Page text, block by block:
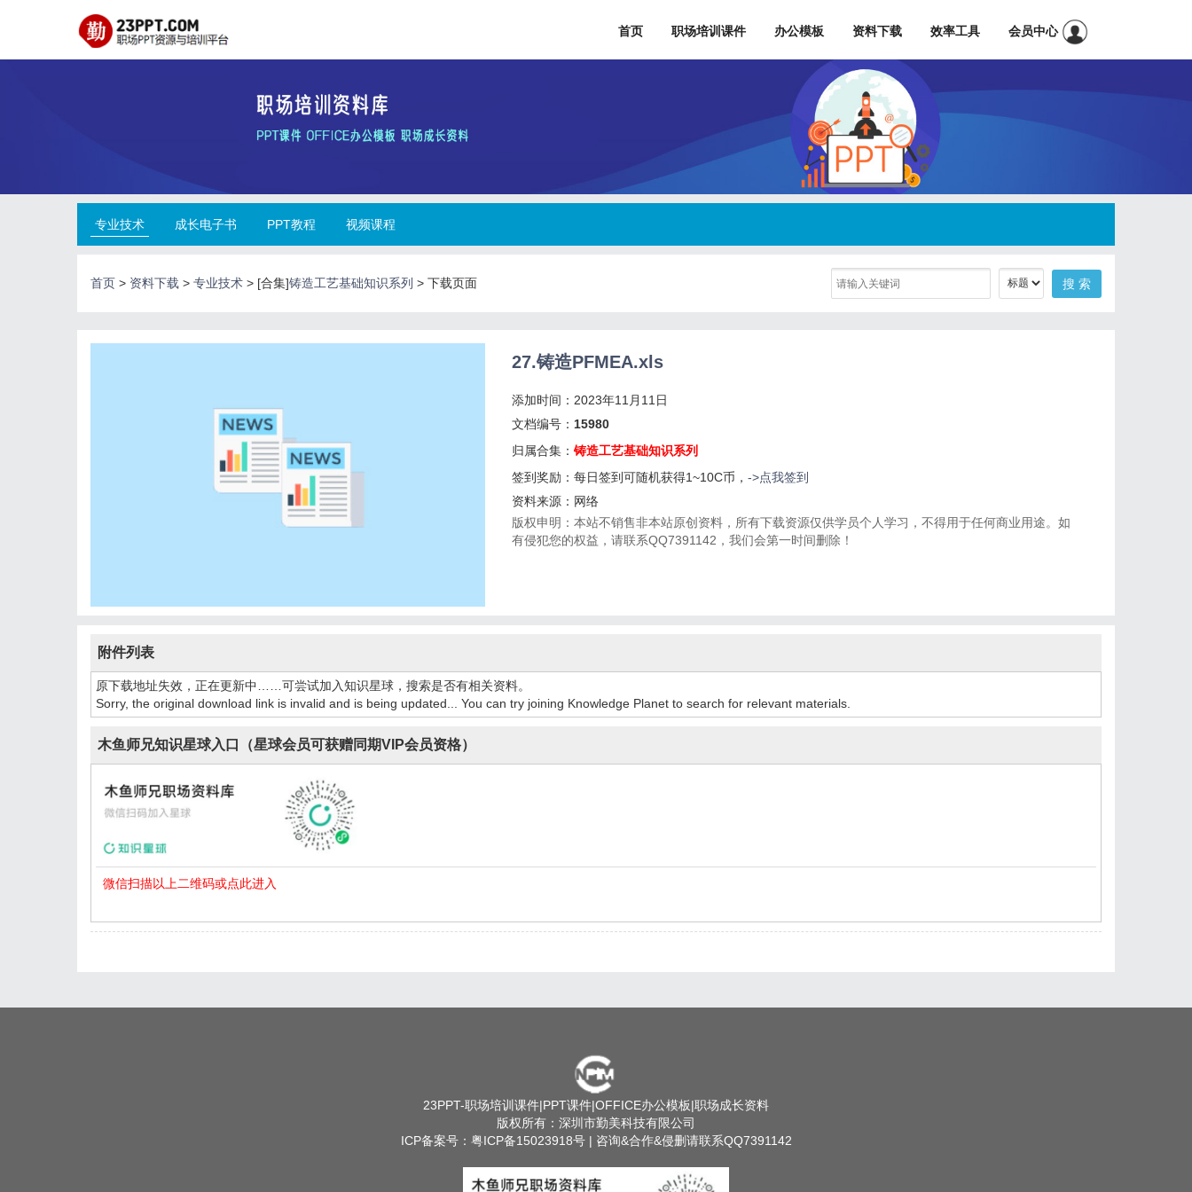
首页 职场培训课件 办公模板 资料下载 效率工具 会员中心
专业技术 成长电子书 PPT教程 视频课程
首页 > 资料下载 > 专业技术 > [合集]铸造工艺基础知识系列 > 下载页面
27.铸造PFMEA.xls
添加时间：2023年11月11日
文档编号： 15980
归属合集： 铸造工艺基础知识系列
签到奖励：每日签到可随机获得1~10C币， ->点我签到
资料来源：网络
版权申明：本站不销售非本站原创资料，所有下载资源仅供学员个人学习，不得用于任何商业用途。如
有侵犯您的权益，请联系QQ7391142，我们会第一时间删除！
附件列表
原下载地址失效，正在更新中……可尝试加入知识星球，搜索是否有相关资料。
Sorry, the original download link is invalid and is being updated... You can try joining Knowledge Planet to search for relevant materials.
木鱼师兄知识星球入口（星球会员可获赠同期VIP会员资格）
微信扫描以上二维码或点此进入
23PPT-职场培训课件|PPT课件|OFFICE办公模板|职场成长资料
版权所有：深圳市勤美科技有限公司
ICP备案号： 粤ICP备15023918号| 咨询&合作&侵删请联系QQ7391142